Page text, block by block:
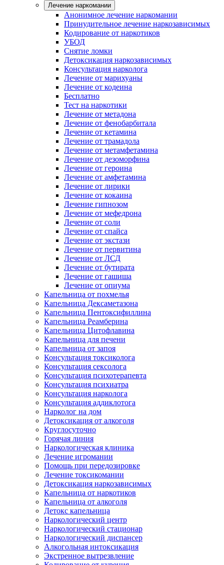
Лечение наркомании
Анонимное лечение наркомании
Принудительное лечение наркозависимых
Кодирование от наркотиков
УБОД
Снятие ломки
Детоксикация наркозависимых
Консультация нарколога
Лечение от марихуаны
Лечение от кодеина
Бесплатно
Тест на наркотики
Лечение от метадона
Лечение от фенобарбитала
Лечение от кетамина
Лечение от трамадола
Лечение от метамфетамина
Лечение от дезоморфина
Лечение от героина
Лечение от амфетамина
Лечение от лирики
Лечение от кокаина
Лечение гипнозом
Лечение от мефедрона
Лечение от соли
Лечение от спайса
Лечение от экстази
Лечение от первитина
Лечение от ЛСД
Лечение от бутирата
Лечение от гашиша
Лечение от опиума
Капельница от похмелья
Капельница Дексаметазона
Капельница Пентоксифиллина
Капельница Реамберина
Капельница Цитофлавина
Капельница для печени
Капельница от запоя
Консультация токсиколога
Консультация сексолога
Консультация психотерапевта
Консультация психиатра
Консультация нарколога
Консультация аддиклотога
Нарколог на дом
Детоксикация от алкоголя
Круглосуточно
Горячая линия
Наркологическая клиника
Лечение игромании
Помощь при передозировке
Лечение токсикомании
Детоксикация наркозависимых
Капельница от наркотиков
Капельница от алкоголя
Детокс капельница
Наркологический центр
Наркологический стационар
Наркологический диспансер
Алкогольная интоксикация
Экстренное вытрезвление